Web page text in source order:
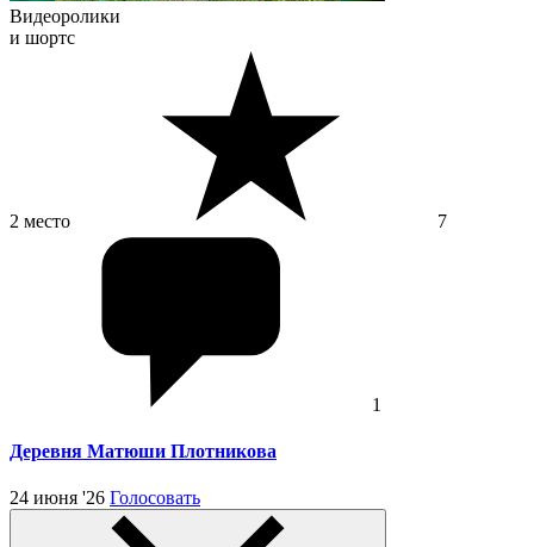
Видеоролики
и шортс
2 место 7
1
Деревня Матюши Плотникова
24 июня '26 Голосовать